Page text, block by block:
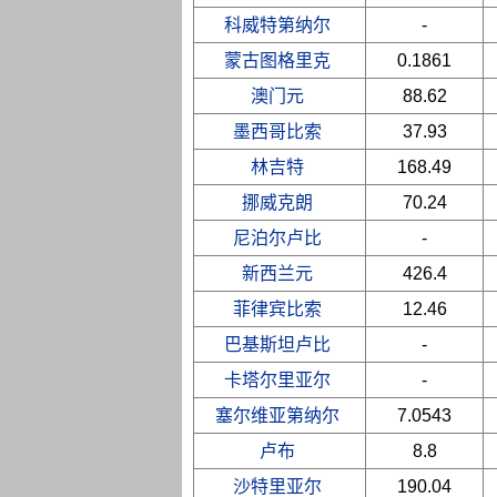
科威特第纳尔
-
蒙古图格里克
0.1861
澳门元
88.62
墨西哥比索
37.93
林吉特
168.49
挪威克朗
70.24
尼泊尔卢比
-
新西兰元
426.4
菲律宾比索
12.46
巴基斯坦卢比
-
卡塔尔里亚尔
-
塞尔维亚第纳尔
7.0543
卢布
8.8
沙特里亚尔
190.04